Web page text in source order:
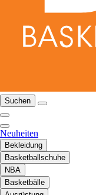
Suchen
Neuheiten
Bekleidung
Basketballschuhe
NBA
Basketbälle